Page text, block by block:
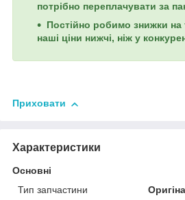
потрібно переплачувати за
Постійно робимо знижки
наші ціни нижчі, ніж у
Приховати
Характеристики
Основні
Тип запчастини